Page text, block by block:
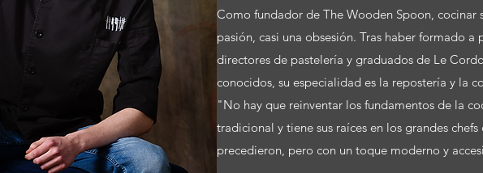
Como fundador de The Wooden Spoon, cocinar
pasión, casi una obsesión. Tras haber formado a
directores de pastelería y graduados de Le
conocidos, su especialidad es la repostería y la
"No hay que reinventar los fundamentos de la
tradicional y tiene sus raíces en los grandes chefs
precedieron, pero con un toque moderno y